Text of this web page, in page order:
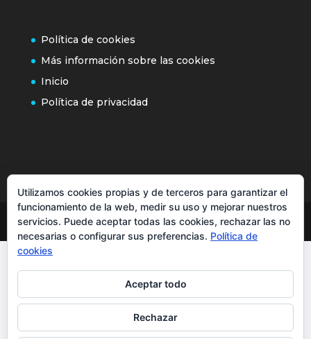
Política de cookies
Más información sobre las cookies
Inicio
Política de privacidad
Utilizamos cookies propias y de terceros para garantizar el
funcionamiento de la web, medir su uso y mejorar nuestros
servicios. Puede aceptar todas las cookies, rechazar las no
necesarias o configurar sus preferencias. Política de
cookies
Aceptar todo
Rechazar